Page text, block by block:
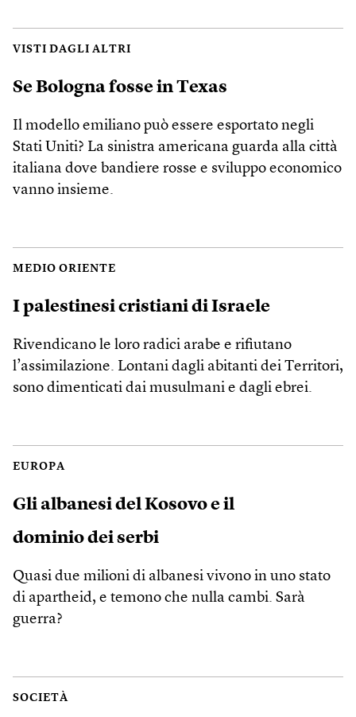
VISTI DAGLI ALTRI
Se Bologna fosse in Texas
Il modello emiliano può essere esportato negli
Stati Uniti? La sinistra americana guarda alla città
italiana dove bandiere rosse e sviluppo economico
vanno insieme.
MEDIO ORIENTE
I palestinesi cristiani di Israele
Rivendicano le loro radici arabe e rifiutano
l’assimilazione. Lontani dagli abitanti dei Territori,
sono dimenticati dai musulmani e dagli ebrei.
EUROPA
Gli albanesi del Kosovo e il
dominio dei serbi
Quasi due milioni di albanesi vivono in uno stato
di apartheid, e temono che nulla cambi. Sarà
guerra?
SOCIETÀ